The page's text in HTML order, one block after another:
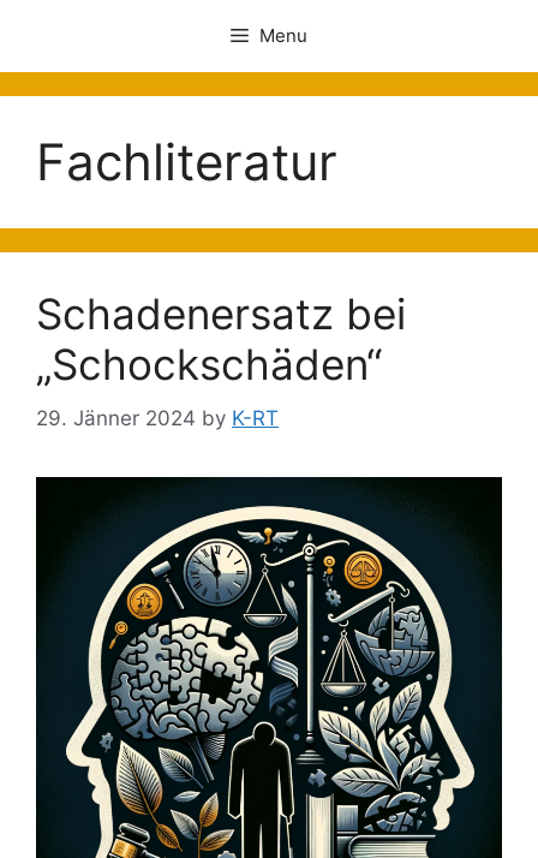
Menu
Fachliteratur
Schadenersatz bei
„Schockschäden“
29. Jänner 2024 by K-RT